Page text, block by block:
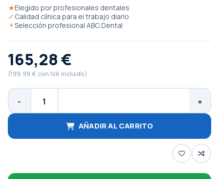
★Elegido por profesionales dentales
✓ Calidad clínica para el trabajo diario
+ Selección profesional ABC Dental
165,28 €
(199,99 € con IVA incluido)
AÑADIR AL CARRITO